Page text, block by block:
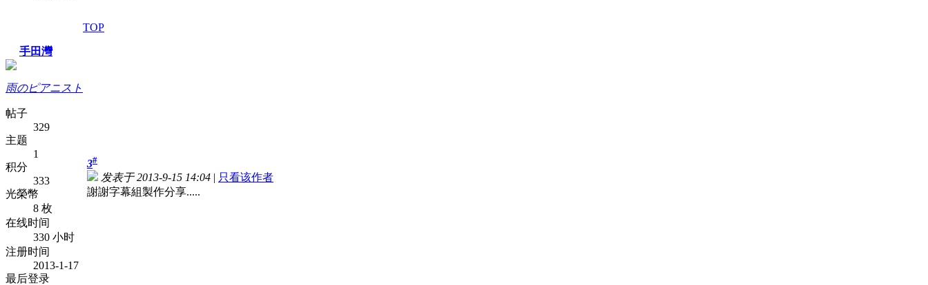
TOP
手田灣
雨のピアニスト
帖子
329
主题
1
积分
333
光榮幣
8 枚
在线时间
330 小时
注册时间
2013-1-17
最后登录
3#
发表于 2013-9-15 14:04 | 只看该作者
謝謝字幕組製作分享.....